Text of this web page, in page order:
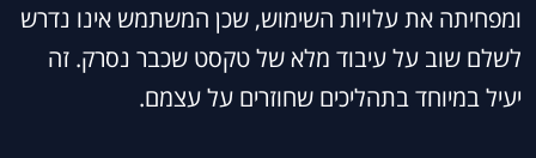
ומפחיתה את עלויות השימוש, שכן המשתמש אינו נדרש
לשלם שוב על עיבוד מלא של טקסט שכבר נסרק. זה
יעיל במיוחד בתהליכים שחוזרים על עצמם.